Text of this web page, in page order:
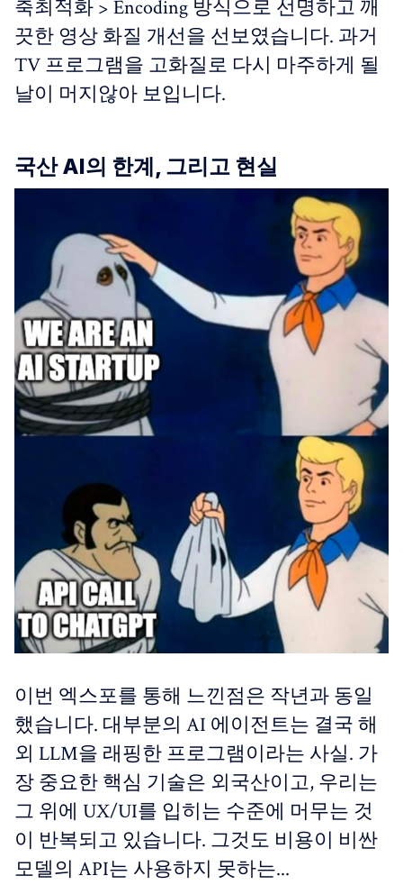
축최적화 > Encoding 방식으로 선명하고 깨
끗한 영상 화질 개선을 선보였습니다. 과거
TV 프로그램을 고화질로 다시 마주하게 될
날이 머지않아 보입니다.
국산 AI의 한계, 그리고 현실
이번 엑스포를 통해 느낀점은 작년과 동일
했습니다. 대부분의 AI 에이전트는 결국 해
외 LLM을 래핑한 프로그램이라는 사실. 가
장 중요한 핵심 기술은 외국산이고, 우리는
그 위에 UX/UI를 입히는 수준에 머무는 것
이 반복되고 있습니다. 그것도 비용이 비싼
모델의 API는 사용하지 못하는...